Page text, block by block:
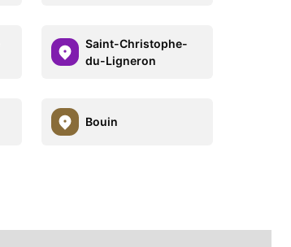
Saint-Christophe-
du-Ligneron
Bouin